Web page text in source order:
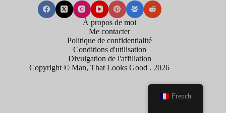
À propos de moi
Me contacter
Politique de confidentialité
Conditions d'utilisation
Divulgation de l'affiliation
Copyright © Man, That Looks Good . 2026
French